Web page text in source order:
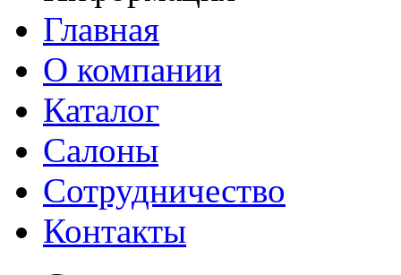
Главная
О компании
Каталог
Салоны
Сотрудничество
Контакты